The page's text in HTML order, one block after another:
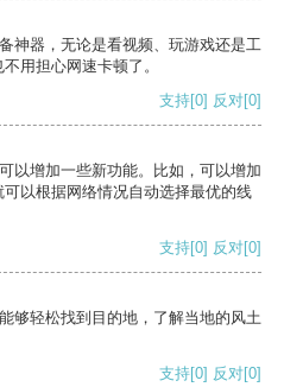
神器，无论是看视频、玩游戏还是工
用担心网速卡顿了。
支持[0] 反对[0]
以增加一些新功能。比如，可以增加
以根据网络情况自动选择最优的线
支持[0] 反对[0]
够轻松找到目的地，了解当地的风土
支持[0] 反对[0]